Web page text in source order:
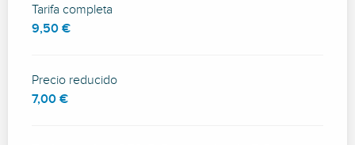
Tarifa completa
9,50 €
Precio reducido
7,00 €